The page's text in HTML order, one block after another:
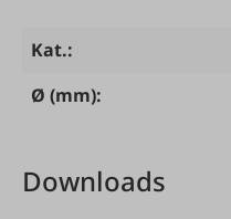
Kat.:
Ø (mm):
Downloads